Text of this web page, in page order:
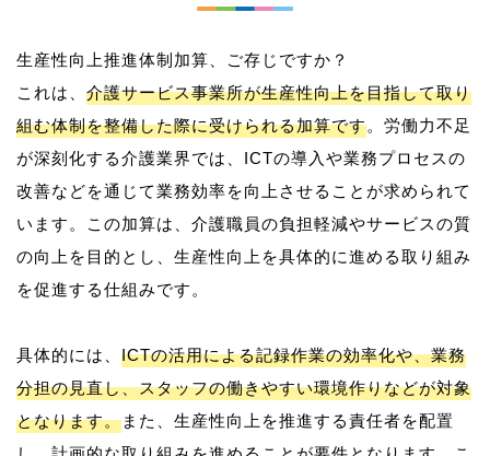
生産性向上推進体制加算、ご存じですか？
これは、 介護サービス事業所が生産性向上を目指して取り
組む体制を整備した際に受けられる加算です。労働力不足
が深刻化する介護業界では、ICTの導入や業務プロセスの
改善などを通じて業務効率を向上させることが求められて
います。この加算は、介護職員の負担軽減やサービスの質
の向上を目的とし、生産性向上を具体的に進める取り組み
を促進する仕組みです。
具体的には、 ICTの活用による記録作業の効率化や、業務
分担の見直し、スタッフの働きやすい環境作りなどが対象
となります。また、生産性向上を推進する責任者を配置